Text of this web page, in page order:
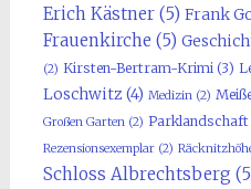
Erich Kästner(5) Frank
Frauenkirche (5)
(2) Kirsten-Bertram-Krimi(3)
Loschwitz (4) Medizin(2)
Großen Garten(2) Parklandschaft
Rezensionsexemplar(2)
Schloss Albrechtsberg